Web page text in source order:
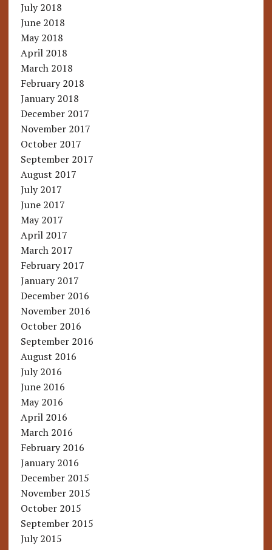
July 2018
June 2018
May 2018
April 2018
March 2018
February 2018
January 2018
December 2017
November 2017
October 2017
September 2017
August 2017
July 2017
June 2017
May 2017
April 2017
March 2017
February 2017
January 2017
December 2016
November 2016
October 2016
September 2016
August 2016
July 2016
June 2016
May 2016
April 2016
March 2016
February 2016
January 2016
December 2015
November 2015
October 2015
September 2015
July 2015